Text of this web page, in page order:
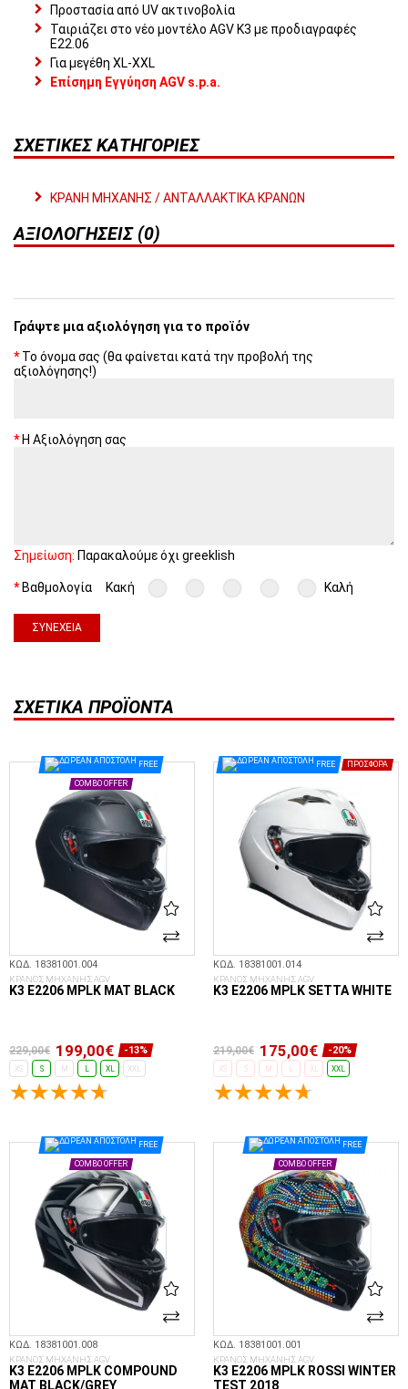
Προστασία από UV ακτινοβολία
Ταιριάζει στο νέο μοντέλο AGV K3 με προδιαγραφές
Ε22.06
Για μεγέθη XL-XXL
Επίσημη Εγγύηση AGV s.p.a.
ΣΧΕΤΙΚΈΣ ΚΑΤΗΓΟΡΊΕΣ
ΚΡΑΝΗ ΜΗΧΑΝΗΣ / ΑΝΤΑΛΛΑΚΤΙΚΑ ΚΡΑΝΩΝ
ΑΞΙΟΛΟΓΉΣΕΙΣ (0)
Γράψτε μια αξιολόγηση για το προϊόν
Το όνομα σας (θα φαίνεται κατά την προβολή της
αξιολόγησης!)
Η Αξιολόγηση σας
Σημείωση: Παρακαλούμε όχι greeklish
Βαθμολογία Κακή Καλή
ΣΥΝΈΧΕΙΑ
ΣΧΕΤΙΚΆ ΠΡΟΪΌΝΤΑ
FREE
COMBO OFFER
ΚΩΔ. 18381001.004
ΚΡΑΝΟΣ ΜΗΧΑΝΗΣ AGV
K3 E2206 MPLK MAT BLACK
229,00€ 199,00€ -13%
XS S XL XXL
FREE ΠΡΟΣΦΟΡΆ
ΚΩΔ. 18381001.014
ΚΡΑΝΟΣ ΜΗΧΑΝΗΣ AGV
K3 E2206 MPLK SETTA WHITE
219,00€ 175,00€ -20%
XS S M XL XXL
FREE
COMBO OFFER
ΚΩΔ. 18381001.008
ΚΡΑΝΟΣ ΜΗΧΑΝΗΣ AGV
K3 E2206 MPLK COMPOUND
MAT BLACK/GREY
FREE
COMBO OFFER
ΚΩΔ. 18381001.001
ΚΡΑΝΟΣ ΜΗΧΑΝΗΣ AGV
K3 E2206 MPLK ROSSI WINTER
TEST 2018